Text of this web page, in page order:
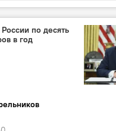
Узбекистан
граница по десять
в год